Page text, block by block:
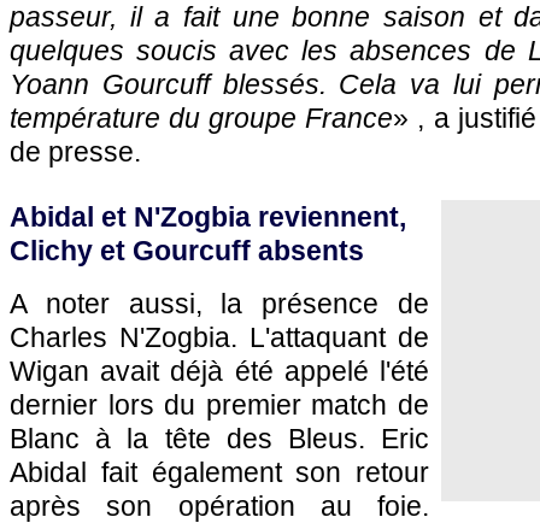
passeur, il a fait une bonne saison et
quelques soucis avec les absences de
Yoann Gourcuff blessés. Cela va lui
température du groupe France» , a
de presse.
Abidal et N'Zogbia reviennent,
Clichy et Gourcuff absents
A noter aussi, la présence de
Charles N'Zogbia. L'attaquant de
Wigan avait déjà été appelé l'été
dernier lors du premier match de
Blanc à la tête des Bleus. Eric
Abidal fait également son retour
après son opération au foie.